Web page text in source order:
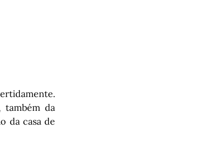
também da
da casa de